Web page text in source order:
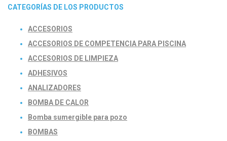
CATEGORÍAS DE LOS PRODUCTOS
ACCESORIOS
ACCESORIOS DE COMPETENCIA PARA PISCINA
ACCESORIOS DE LIMPIEZA
ADHESIVOS
ANALIZADORES
BOMBA DE CALOR
Bomba sumergible para pozo
BOMBAS